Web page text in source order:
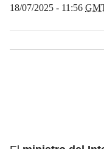
18/07/2025 - 11:56